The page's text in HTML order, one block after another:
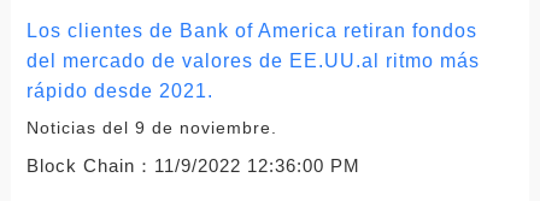
Los clientes de Bank of America retiran fondos
del mercado de valores de EE.UU.al ritmo más
rápido desde 2021.
Noticias del 9 de noviembre.
Block Chain： 11/9/2022 12:36:00 PM